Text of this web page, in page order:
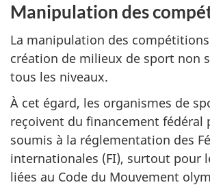
Manipulation des
La manipulation des
création de milieux de sport non
tous les niveaux.
À cet égard, les organismes de
reçoivent du financement fédéral
soumis à la réglementation des
internationales (FI), surtout pour
liées au Code du Mouvement